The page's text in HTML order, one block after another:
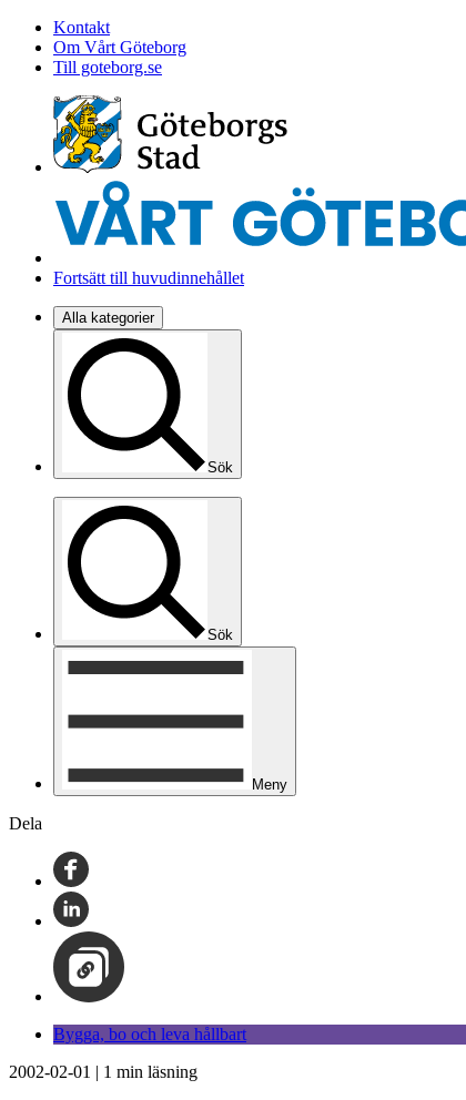
Kontakt
Om Vårt Göteborg
Till goteborg.se
Fortsätt till huvudinnehållet
Alla kategorier
Sök
Sök
Meny
Dela
Bygga, bo och leva hållbart
2002-02-01 | 1 min läsning